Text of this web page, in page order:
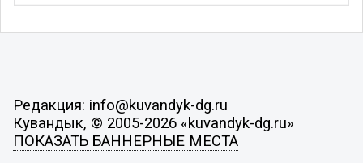
Редакция: info@kuvandyk-dg.ru
Кувандык, © 2005-2026 «kuvandyk-dg.ru»
ПОКАЗАТЬ БАННЕРНЫЕ МЕСТА